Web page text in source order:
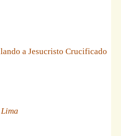
a Jesucristo Crucificado